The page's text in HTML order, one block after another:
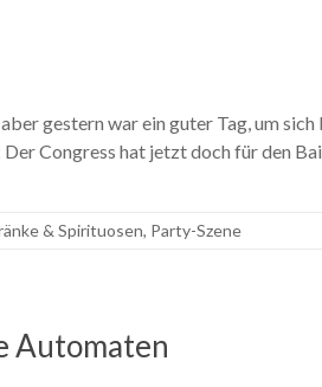
gestern war ein guter Tag, um sich
Congress hat jetzt doch für den
& Spirituosen, Party-Szene
Automaten